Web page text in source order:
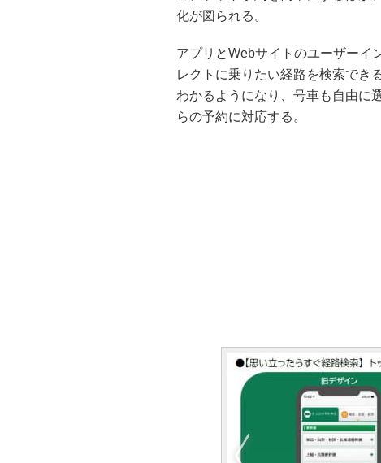
化が図られる。
アプリとWebサイトのユーザーイ
レクトに乗りたい経路を検索でき
わかるようになり、号車も自由に
らの予約に対応する。